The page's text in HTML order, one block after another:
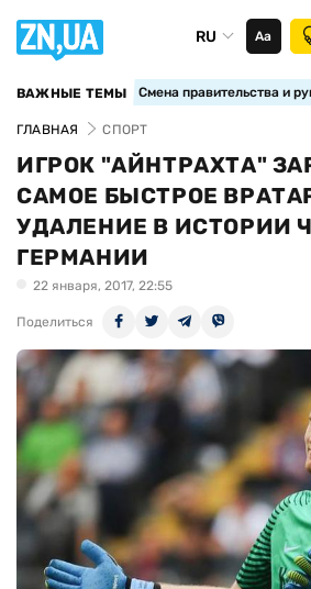
RU Аа
ВАЖНЫЕ ТЕМЫ Смена правительства и
ГЛАВНАЯ СПОРТ
ИГРОК "АЙНТРАХТА"
САМОЕ БЫСТРОЕ
УДАЛЕНИЕ В ИСТОРИИ
ГЕРМАНИИ
22 января, 2017, 22:55
Поделиться